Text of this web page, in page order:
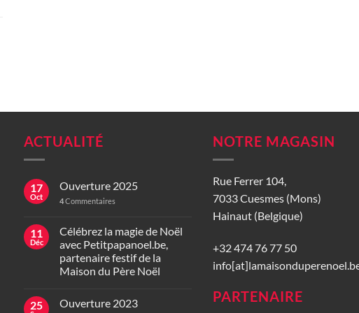
ACTUALITÉ
17
Oct
Ouverture 2025
4Commentaires
11
Déc
Célébrez la magie de Noël
avec Petitpapanoel.be,
partenaire festif de la
Maison du Père Noël
25 Ouverture 2023
NOTRE MAGASIN
Rue Ferrer 104,
7033 Cuesmes (Mons)
Hainaut (Belgique)
+32 474 76 77 50
PARTENAIRE